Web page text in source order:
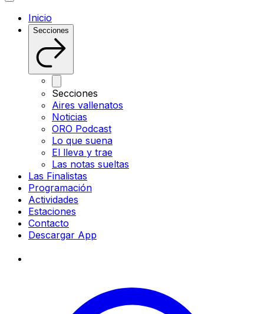
Inicio
Secciones
Secciones
Aires vallenatos
Noticias
ORO Podcast
Lo que suena
El lleva y trae
Las notas sueltas
Las Finalistas
Programación
Actividades
Estaciones
Contacto
Descargar App